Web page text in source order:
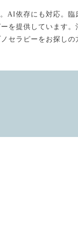
AI依存にも対応。臨
を提供しています。
セラピーをお探しの